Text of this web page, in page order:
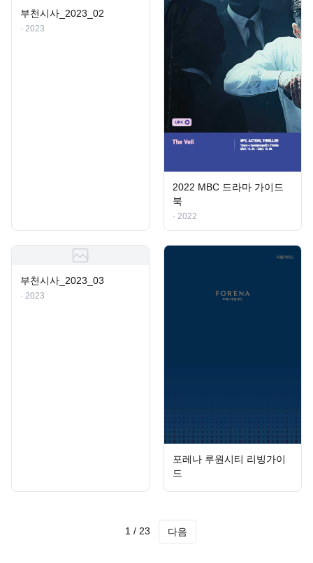
부천시사_2023_02
· 2023
2022 MBC 드라마 가이드
북
· 2022
부천시사_2023_03
· 2023
포레나 루원시티 리빙가이
드
1 / 23 다음